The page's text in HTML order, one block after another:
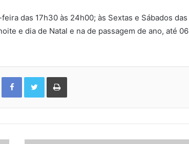
das 17h30 às 24h00; às Sextas e Sábados das
e dia de Natal e na de passagem de ano, até 06
Facebook Twitter